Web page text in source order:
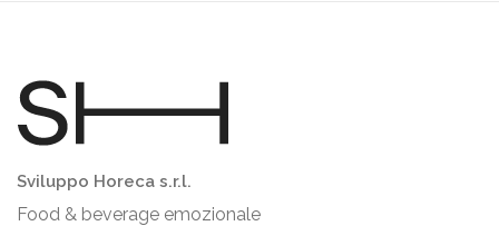
Sviluppo Horeca s.r.l.
Food & beverage emozionale